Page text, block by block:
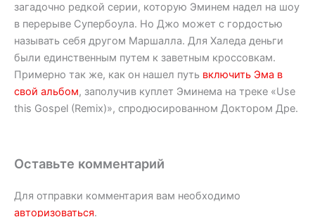
загадочно редкой серии, которую Эминем надел на шоу
в перерыве Супербоула. Но Джо может с гордостью
называть себя другом Маршалла. Для Халеда деньги
были единственным путем к заветным кроссовкам.
Примерно так же, как он нашел путь включить Эма в
свой альбом, заполучив куплет Эминема на треке «Use
this Gospel (Remix)», спродюсированном Доктором Дре.
Оставьте комментарий
Для отправки комментария вам необходимо
авторизоваться.